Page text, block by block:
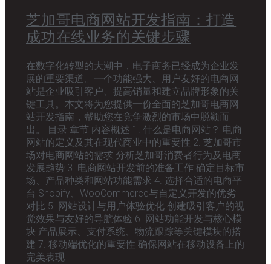
芝加哥电商网站开发指南：打造
成功在线业务的关键步骤
在数字化转型的大潮中，电子商务已经成为企业发
展的重要渠道。一个功能强大、用户友好的电商网
站是企业吸引客户、提高销量和建立品牌形象的关
键工具。本文将为您提供一份全面的芝加哥电商网
站开发指南，帮助您在竞争激烈的市场中脱颖而
出。 目录 章节 内容概述 1. 什么是电商网站？ 电商
网站的定义及其在现代商业中的重要性 2. 芝加哥市
场对电商网站的需求 分析芝加哥消费者行为及电商
发展趋势 3. 电商网站开发前的准备工作 确定目标市
场、产品种类和网站功能需求 4. 选择合适的电商平
台 Shopify、WooCommerce与自定义开发的优劣
对比 5. 网站设计与用户体验优化 创建吸引客户的视
觉效果与友好的导航体验 6. 网站功能开发与核心模
块 产品展示、支付系统、物流跟踪等关键模块的搭
建 7. 移动端优化的重要性 确保网站在移动设备上的
完美表现